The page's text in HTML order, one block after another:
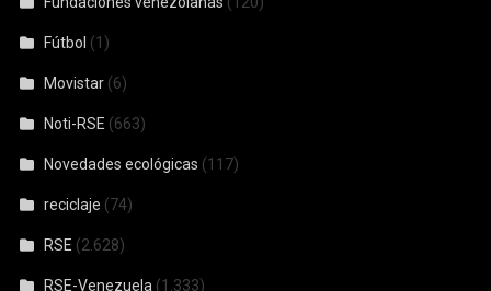
Fútbol (1)
Movistar (6)
Noti-RSE (663)
Novedades ecológicas (117)
reciclaje (74)
RSE (2.628)
RSE-Venezuela (1.333)